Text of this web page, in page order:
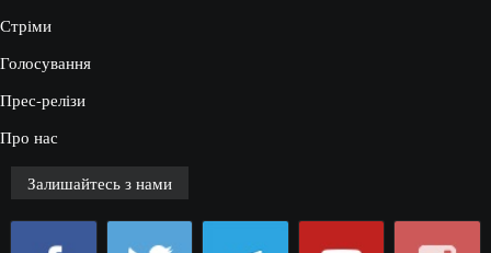
Стріми
Голосування
Прес-релізи
Про нас
Залишайтесь з нами